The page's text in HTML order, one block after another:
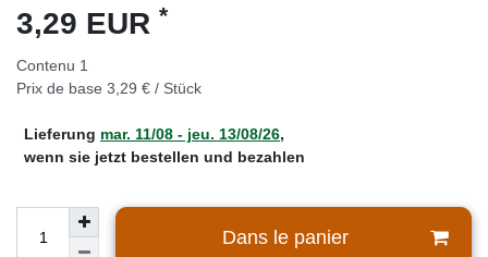
3,29 EUR *
Contenu 1
Prix de base 3,29 € / Stück
Lieferung mar. 11/08 - jeu. 13/08/26,
wenn sie jetzt bestellen und bezahlen
Dans le panier